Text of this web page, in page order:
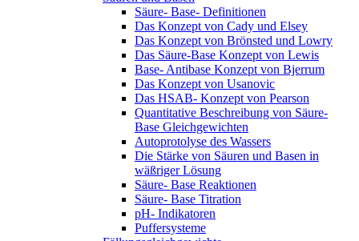
Säure- Base- Definitionen
Das Konzept von Cady und Elsey
Das Konzept von Brönsted und Lowry
Das Säure-Base Konzept von Lewis
Base- Antibase Konzept von Bjerrum
Das Konzept von Usanovic
Das HSAB- Konzept von Pearson
Quantitative Beschreibung von Säure-
Base Gleichgewichten
Autoprotolyse des Wassers
Die Stärke von Säuren und Basen in
wäßriger Lösung
Säure- Base Reaktionen
Säure- Base Titration
pH- Indikatoren
Puffersysteme